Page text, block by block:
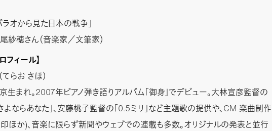
オから見た日本の戦争」
紗穂さん（音楽家／文筆家）
フィール】
らお さほ）
生まれ。2007年ピアノ弾き語りアルバム「御身」でデビュー。大林宣彦監督の
よならあなた」、安藤桃子監督の「0.5ミリ」など主題歌の提供や、CM 楽曲制作
ほか)、音楽に限らず新聞やウェブでの連載も多数。オリジナルの発表と並行